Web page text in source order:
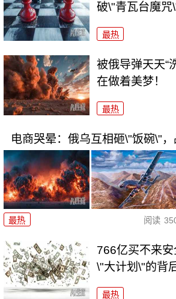
破\"青瓦台魔咒
最热
被俄导弹天天“
在做着美梦！
最热
电商哭晕：俄乌互相砸\"饭碗\"
最热 阅读
766亿买不来
\"大计划\"的背
最热